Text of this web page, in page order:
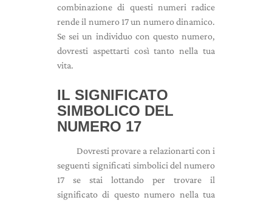
combinazione di questi numeri radice
rende il numero 17 un numero dinamico.
Se sei un individuo con questo numero,
dovresti aspettarti così tanto nella tua
vita.
IL SIGNIFICATO
SIMBOLICO DEL
NUMERO 17
Dovresti provare a relazionarti con i
seguenti significati simbolici del numero
17 se stai lottando per trovare il
significato di questo numero nella tua